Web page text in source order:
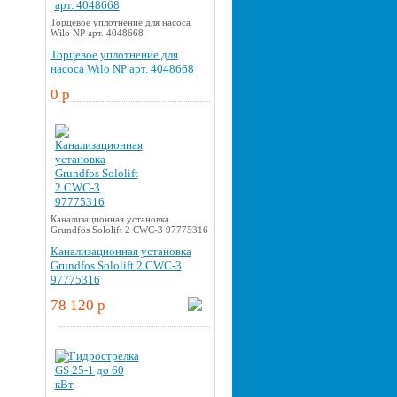
Торцевое уплотнение для насоса
Wilo NP арт. 4048668
Торцевое уплотнение для
насоса Wilo NP арт. 4048668
0 p
Канализационная установка
Grundfos Sololift 2 CWC-3 97775316
Канализационная установка
Grundfos Sololift 2 CWC-3
97775316
78 120 p